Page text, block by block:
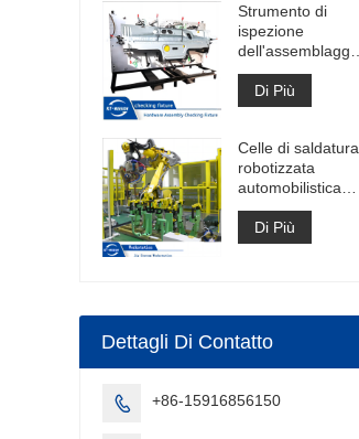
Strumento di
ispezione
dell'assemblaggio
hardware di
grandi dimensioni
Di Più
Celle di saldatura
robotizzata
automobilistica
Celle di saldatura
ad arco veloce
Costruzione di
Di Più
Dettagli Di Contatto
 +86-15916856150